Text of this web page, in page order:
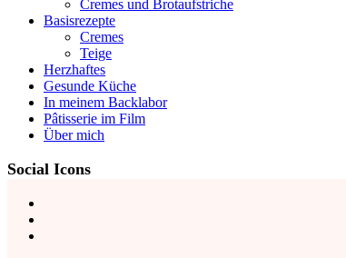
Cremes und Brotaufstriche
Basisrezepte
Cremes
Teige
Herzhaftes
Gesunde Küche
In meinem Backlabor
Pâtisserie im Film
Über mich
Social Icons